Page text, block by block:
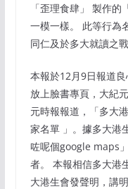
「歪理食肆」 製作
一模一樣。 此等行為
同仁及於多大就讀之
本報於12月9日報道
放上臉書專頁，大紀
元時報報道，「多大
家名單 」。據多大港
咗呢個google maps
者。 本報相信多大港
大港生會發聲明，講